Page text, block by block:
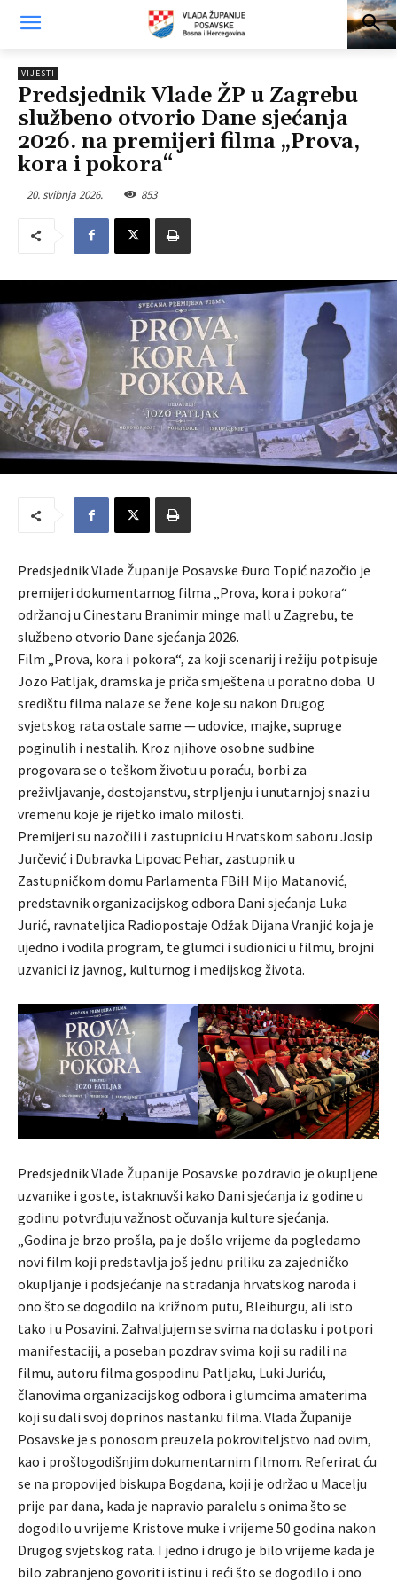
VIJESTI
Predsjednik Vlade ŽP u Zagrebu
službeno otvorio Dane sjećanja
2026. na premijeri filma „Prova,
kora i pokora“
20. svibnja 2026. 853
Predsjednik Vlade Županije Posavske Đuro Topić nazočio je
premijeri dokumentarnog filma „Prova, kora i pokora“
održanoj u Cinestaru Branimir minge mall u Zagrebu, te
službeno otvorio Dane sjećanja 2026.
Film „Prova, kora i pokora“, za koji scenarij i režiju potpisuje
Jozo Patljak, dramska je priča smještena u poratno doba. U
središtu filma nalaze se žene koje su nakon Drugog
svjetskog rata ostale same — udovice, majke, supruge
poginulih i nestalih. Kroz njihove osobne sudbine
progovara se o teškom životu u poraću, borbi za
preživljavanje, dostojanstvu, strpljenju i unutarnjoj snazi u
vremenu koje je rijetko imalo milosti.
Premijeri su nazočili i zastupnici u Hrvatskom saboru Josip
Jurčević i Dubravka Lipovac Pehar, zastupnik u
Zastupničkom domu Parlamenta FBiH Mijo Matanović,
predstavnik organizacijskog odbora Dani sjećanja Luka
Jurić, ravnateljica Radiopostaje Odžak Dijana Vranjić koja je
ujedno i vodila program, te glumci i sudionici u filmu, brojni
uzvanici iz javnog, kulturnog i medijskog života.
Predsjednik Vlade Županije Posavske pozdravio je okupljene
uzvanike i goste, istaknuvši kako Dani sjećanja iz godine u
godinu potvrđuju važnost očuvanja kulture sjećanja.
„Godina je brzo prošla, pa je došlo vrijeme da pogledamo
novi film koji predstavlja još jednu priliku za zajedničko
okupljanje i podsjećanje na stradanja hrvatskog naroda i
ono što se dogodilo na križnom putu, Bleiburgu, ali isto
tako i u Posavini. Zahvaljujem se svima na dolasku i potpori
manifestaciji, a poseban pozdrav svima koji su radili na
filmu, autoru filma gospodinu Patljaku, Luki Juriću,
članovima organizacijskog odbora i glumcima amaterima
koji su dali svoj doprinos nastanku filma. Vlada Županije
Posavske je s ponosom preuzela pokroviteljstvo nad ovim,
kao i prošlogodišnjim dokumentarnim filmom. Referirat ću
se na propovijed biskupa Bogdana, koji je održao u Macelju
prije par dana, kada je napravio paralelu s onima što se
dogodilo u vrijeme Kristove muke i vrijeme 50 godina nakon
Drugog svjetskog rata. I jedno i drugo je bilo vrijeme kada je
bilo zabranjeno govoriti istinu i reći što se dogodilo i ono